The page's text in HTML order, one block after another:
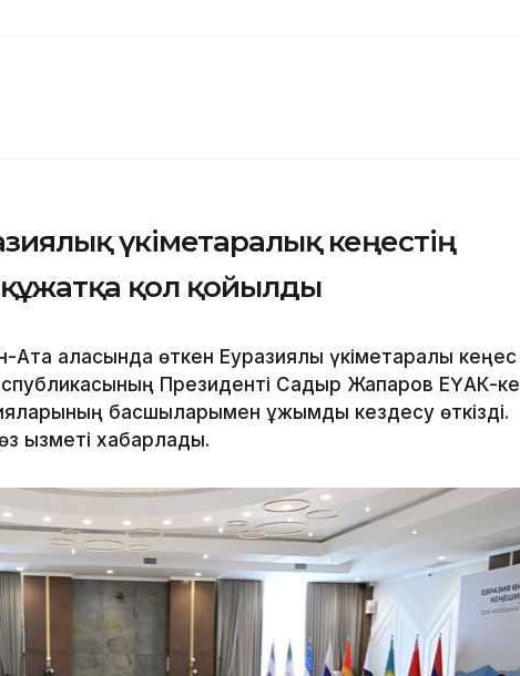
үкіметаралық кеңестің
қол қойылды
қаласында өткен Еуразиялық үкіметаралық кеңес
Президенті Садыр Жапаров ЕҮАК-ке
басшыларымен ұжымдық кездесу өткізді.
қызметі хабарлады.